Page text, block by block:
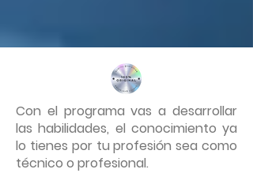
Con el programa vas a desarrollar
las habilidades, el conocimiento ya
lo tienes por tu profesión sea como
técnico o profesional.